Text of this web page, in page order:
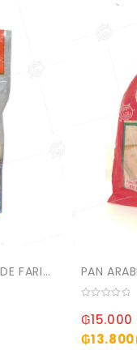
CHIPITAS HIJAS DE FELICIANA DE FARIÑA 125GR PAQ PAN
out
of
5
₲15.000
₲13.800